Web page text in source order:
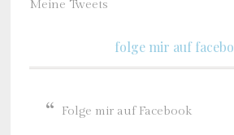
Meine Tweets
folge mir auf
Folge mir auf Facebook